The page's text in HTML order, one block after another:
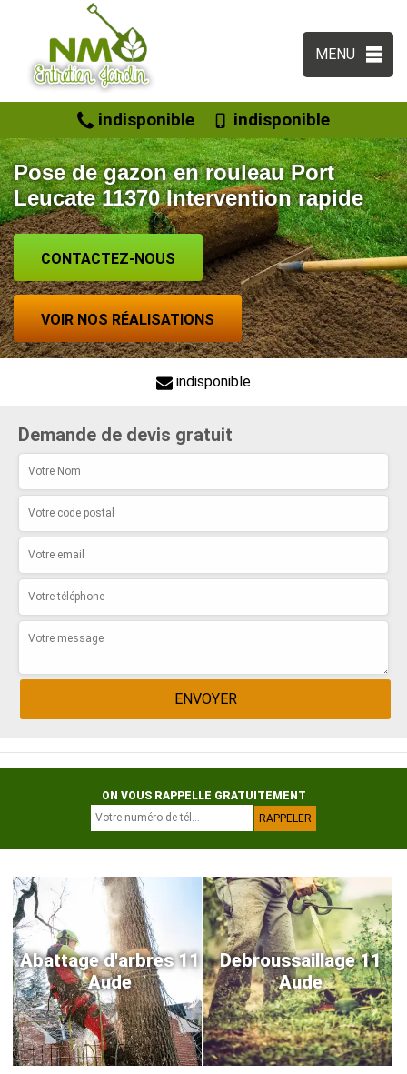
MENU
indisponible indisponible
Pose de gazon en rouleau Port
Leucate 11370 Intervention rapide
CONTACTEZ-NOUS
VOIR NOS RÉALISATIONS
indisponible
Demande de devis gratuit
ON VOUS RAPPELLE GRATUITEMENT
Abattage d'arbres 11
Aude
Debroussaillage 11
Aude